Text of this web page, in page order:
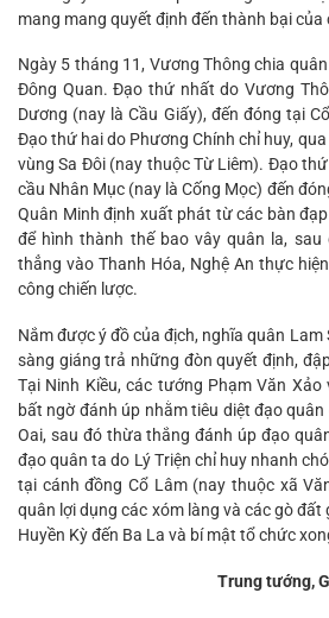
mang mang quyết định đến thành bại của
Ngày 5 tháng 11, Vương Thông chia
Đông Quan. Đạo thứ nhất do Vương
Dương (nay là Cầu Giấy), đến đóng tại
Đạo thứ hai do Phương Chính chỉ huy,
vùng Sa Đôi (nay thuộc Từ Liêm). Đạo
cầu Nhân Mục (nay là Cống Mọc) đến
Quân Minh định xuất phát từ các bàn đạp
để hình thành thế bao vây quân la, sau
thẳng vào Thanh Hóa, Nghệ An thực
công chiến lược.
Nắm được ý đồ của địch, nghĩa quân
sàng giáng trả những đòn quyết định,
Tại Ninh Kiều, các tướng Phạm Văn
bất ngờ đánh úp nhằm tiêu diệt đạo
Oai, sau đó thừa thắng đánh úp đạo
đạo quân ta do Lý Triện chỉ huy nhanh
tại cánh đồng Cổ Lâm (nay thuộc xã
quân lợi dụng các xóm làng và các gò
Huyền Kỳ đến Ba La và bí mật tổ chức
Trung tướng,